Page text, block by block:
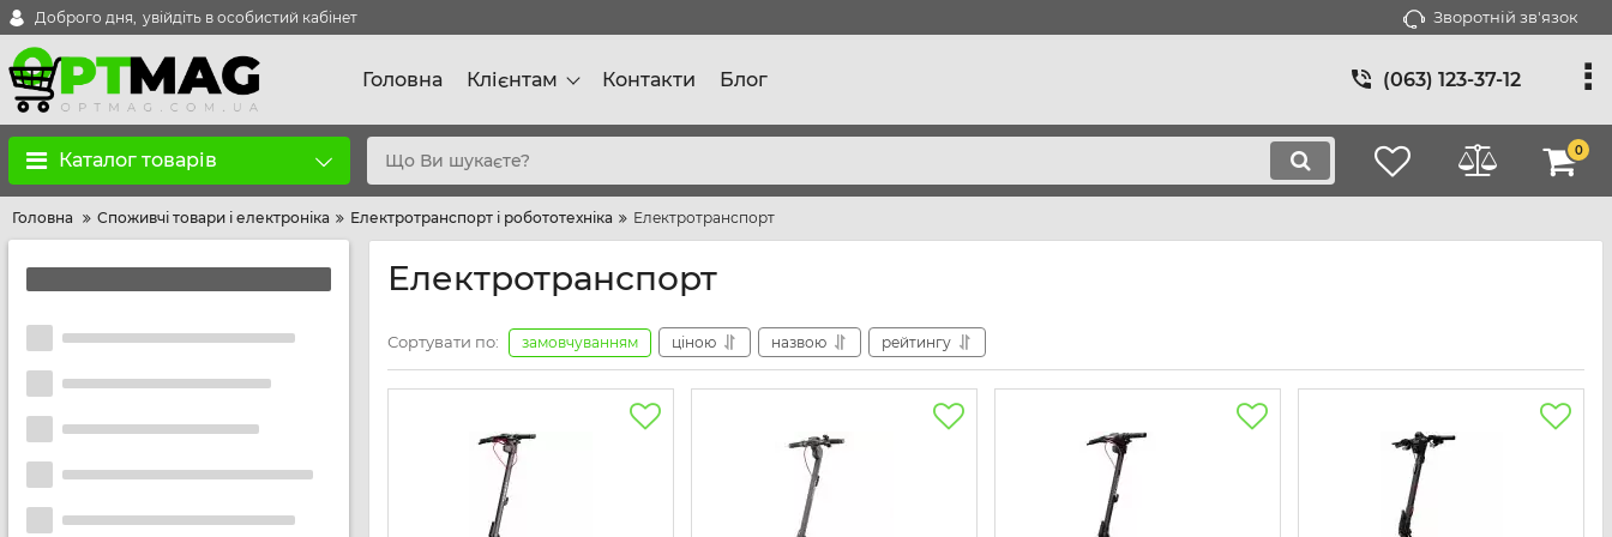
Доброго дня, увійдіть в особистий кабінет Зворотній зв'язок
Головна Клієнтам Контакти Блог (063) 123-37-12
Каталог товарів 0
Головна Споживчі товари і електроніка Електротранспорт і робототехніка Електротранспорт
Електротранспорт
Сортувати по: замовчуванням ціною назвою рейтингу